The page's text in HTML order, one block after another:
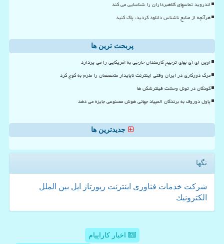
اندروید تماسهای کلاهبرداران را شناسایی می کند
هرآنچه از منابع ناشناس دانلود کردید، پاک کنید
پربحث ترین ها
اوپن ای آی بهای ترجیح کارمندان خارجی به آمریکایی را می پردازد
مرگ دورکاری در ایران وقتی اینترنت ناپایدار متخصصان را ملزم به کوچ کرد
کودکان در تونل وحشت فیلترشکن ها
پاول دوروف به برندگان المپیاد جهانی هوش مصنوعی جایزه می دهد
جدیدترین ها
تگها
شركت خدمات فناوری اینترنت رپورتاژ اپل بین الملل
الكترونیك
اخبار کاراپیام